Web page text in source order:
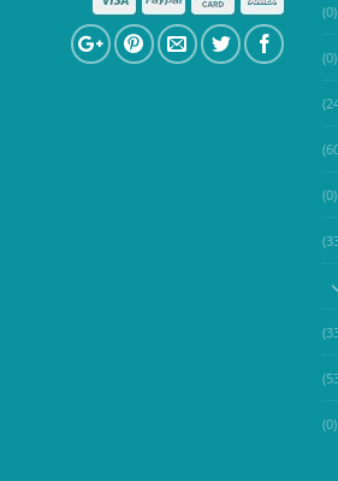
(0)
(0)
(0)
(0)